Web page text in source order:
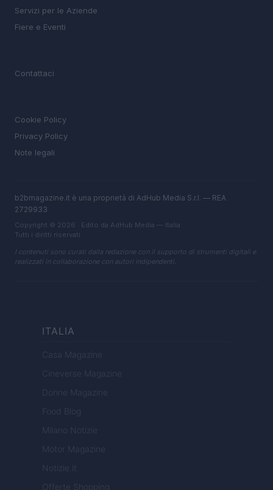
Servizi per le Aziende
Fiere e Eventi
Contattaci
Cookie Policy
Privacy Policy
Note legali
b2bmagazine.it è una proprietà di AdHub Media S.r.l. — REA
2729933
Copyright © 2026 · Edito da AdHub Media — Italia
Tutti i diritti riservati
I contenuti sono curati dalla redazione con il supporto di strumenti digitali e
realizzati in collaborazione con autori indipendenti.
ITALIA
Casa Magazine
Cineverse Magazine
Donne Magazine
Food Blog
Milano Notizie
Motor Magazine
Notizie.it
Offerte Shopping